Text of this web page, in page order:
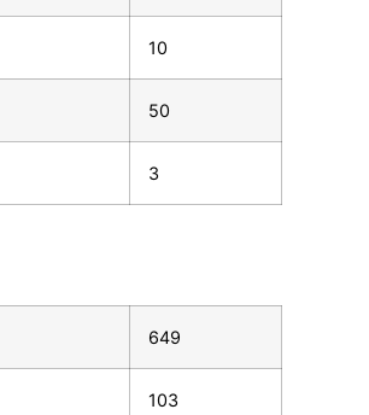
10
50
3
649
103